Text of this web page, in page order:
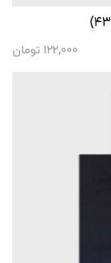
122,000 تومان